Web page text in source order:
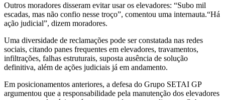
Outros moradores disseram evitar usar os elevadores: “Subo mil
escadas, mas não confio nesse troço”, comentou uma internauta.“Há
ação judicial”, dizem moradores.
Uma diversidade de reclamações pode ser constatada nas redes
sociais, citando panes frequentes em elevadores, travamentos,
infiltrações, falhas estruturais, suposta ausência de solução
definitiva, além de ações judiciais já em andamento.
Em posicionamentos anteriores, a defesa do Grupo SETAI GP
argumentou que a responsabilidade pela manutenção dos elevadores